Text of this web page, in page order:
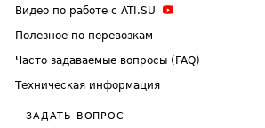
Видео по работе с ATI.SU
Полезное по перевозкам
Часто задаваемые вопросы (FAQ)
Техническая информация
ЗАДАТЬ ВОПРОС